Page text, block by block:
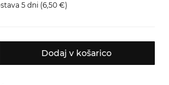
5 dni (6,50 €)
Dodaj v košarico